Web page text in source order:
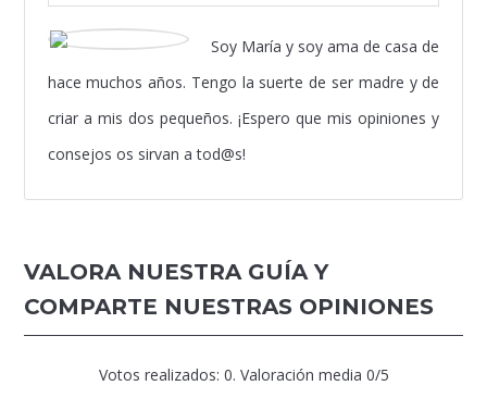
Soy María y soy ama de casa de
hace muchos años. Tengo la suerte de ser madre y de
criar a mis dos pequeños. ¡Espero que mis opiniones y
consejos os sirvan a tod@s!
VALORA NUESTRA GUÍA Y
COMPARTE NUESTRAS OPINIONES
Votos realizados: 0. Valoración media 0/5